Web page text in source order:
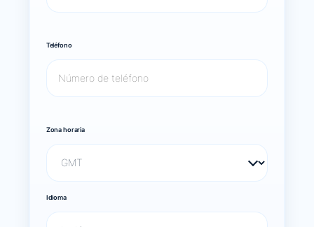
Teléfono
Zona horaria
Idioma